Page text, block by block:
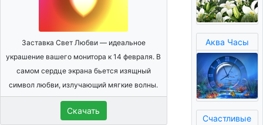
Заставка Свет Любви — идеальное
украшение вашего монитора к 14 февраля. В
самом сердце экрана бьется изящный
символ любви, излучающий мягкие волны.
Скачать
Аква Часы
Счастливые